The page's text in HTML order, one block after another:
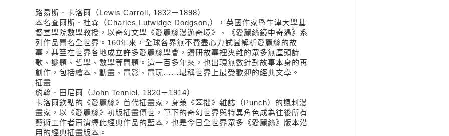
路易斯．卡洛爾（Lewis Carroll, 1832－1898）
本名查爾斯．杜森（Charles Lutwidge Dodgson,），英國作家暨牛津大學基
督堂學院數學教授，以奇幻文學《愛麗絲漫遊奇境》、《愛麗絲鏡中奇遇》系
列作品聞名全世界。160年來，全球各界無不費盡心力試圖解析愛麗絲的故
事，甚至在世界各地成立許多愛麗絲學會，鑽研故事裡夾雜的眾多無厘頭詩
歌、謎題、哲學、數學等問題。這一百多年來，也出現無數針對故事本身的再
創作，包括繪本、動畫、電影、電玩……堪稱世界上最受歡迎的經典文學。
插畫
約翰．田尼爾（John Tenniel, 1820－1914）
卡洛爾欽點的《愛麗絲》首代插畫家，身兼《笨拙》雜誌（Punch）的諷刺漫
畫家，以《愛麗絲》初版插畫傳世，筆下的奇幻世界與特異角色成為往後所有
藝術工作者再演繹此經典作品的藍本，也是今日全世界眾多《愛麗絲》版本沿
用的經典插畫版本。